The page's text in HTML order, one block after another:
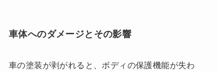
車体へのダメージとその影響
車の塗装が剥がれると、ボディの保護機能が失わ